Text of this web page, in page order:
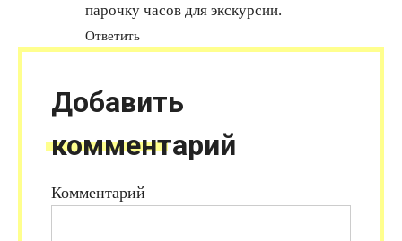
парочку часов для экскурсии.
Ответить
Добавить
комментарий
Комментарий